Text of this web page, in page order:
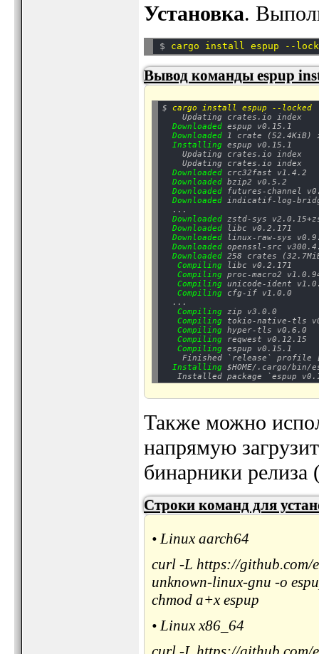
Установка.
$
Вывод команды espup
$ cargo install espup --locked
    Updating crates.io index
Downloaded espup v0.15.1
Downloaded 1 crate (52.4KiB)
Installing
espup v0.15.1
    Updating crates.io index
    Updating crates.io index
Downloaded crc32fast v1.4.2
Downloaded bzip2 v0.5.2
Downloaded futures-channel
Downloaded indicatif-log-
  ...
Downloaded zstd-sys
Downloaded libc v0.2.171
Downloaded linux-raw-sys
Downloaded openssl-src
Downloaded 258 crates
Compiling
libc v0.2.171
Compiling
proc-macro2
Compiling
unicode-ident
Compiling
cfg-if v1.0.0
  ...
Compiling
zip v3.0.0
Compiling
tokio-native-tls
Compiling
hyper-tls v0.6.0
Compiling
reqwest v0.12.15
Compiling
espup v0.15.1
Finished `release` profile
Installing
$HOME/.cargo/bin/
Также можно
напрямую
бинарники
Строки команд для
• Linux aarch64
curl -L https://github.com/
unknown-linux-gnu -o
chmod a+x espup
• Linux x86_64